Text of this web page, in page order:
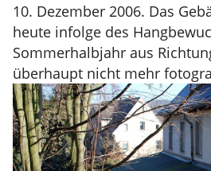
10. Dezember 2006. Das
heute infolge des
Sommerhalbjahr aus
überhaupt nicht mehr